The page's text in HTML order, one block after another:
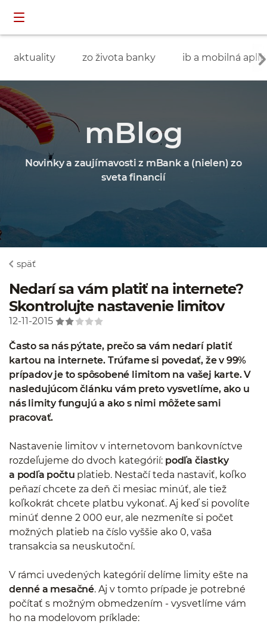
aktuality zo života banky ib a mobilná
mBlog
Novinky a zaujímavosti z mBank a (nielen) zo
sveta financií
späť
Nedarí sa vám platiť na internete?
Skontrolujte nastavenie limitov
12-11-2015
Často sa nás pýtate, prečo sa vám nedarí platiť
kartou na internete. Trúfame si povedať, že v 99%
prípadov je to spôsobené limitom na vašej karte. V
nasledujúcom článku vám preto vysvetlíme, ako u
nás limity fungujú a ako s nimi môžete sami
pracovať.
Nastavenie limitov v internetovom bankovníctve
rozdeľujeme do dvoch kategórií: podľa čiastky
a podľa počtu platieb. Nestačí teda nastaviť, koľko
peňazí chcete za deň či mesiac minúť, ale tiež
koľkokrát chcete platbu vykonať. Aj keď si povolíte
minúť denne 2 000 eur, ale nezmeníte si počet
možných platieb na číslo vyššie ako 0, vaša
transakcia sa neuskutoční.
V rámci uvedených kategórií delíme limity ešte na
denné a mesačné. Aj v tomto prípade je potrebné
počítať s možným obmedzením - vysvetlíme vám
ho na modelovom príklade: